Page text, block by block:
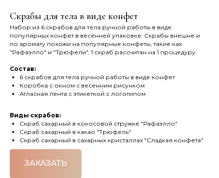
Скрабы для тела в виде конфет
Набор из 6 скрабов для тела ручной работы в виде
популярных конфет в весенней упаковке. Скрабы внешне и
по аромату похожи на популярные конфеты, такие как
"Рафаэлло" и "Трюфели". 1 скраб рассчитан на 1 процедуру.
Состав:
6 скрабов для тела ручной работы в виде конфет
Коробка с окном с весенним рисунком
Атласная лента с этикеткой с логотипом
Виды скрабов:
Скраб сахарный в кокосовой стружке "Рафаэлло"
Скраб сахарный в какао "Трюфель"
Скраб сахарный в сахарных кристаллах "Сладкая конфета"
ЗАКАЗАТЬ